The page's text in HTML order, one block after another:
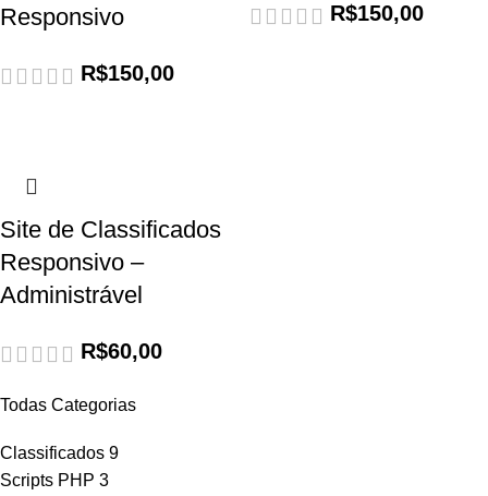
Todas Categorias
Classificados 9
Scripts PHP 3
Responsivo
R$150,00
R$150,00
Site de Classificados
Responsivo –
Administrável
R$60,00